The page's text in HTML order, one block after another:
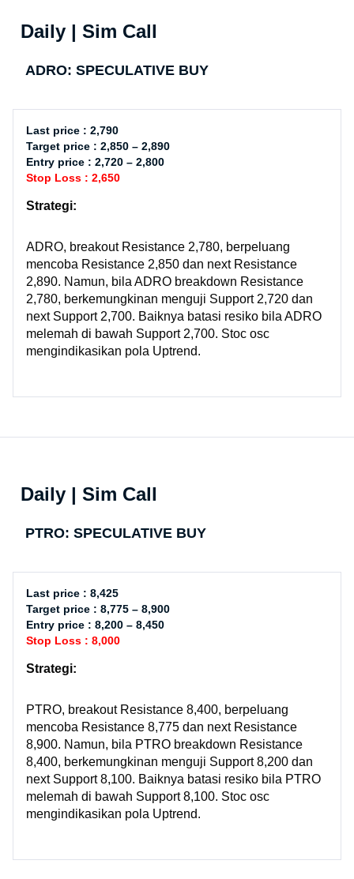
Daily | Sim Call
ADRO: SPECULATIVE BUY
Last price : 2,790
Target price : 2,850 – 2,890
Entry price : 2,720 – 2,800
Stop Loss : 2,650
Strategi:
ADRO, breakout Resistance 2,780, berpeluang
mencoba Resistance 2,850 dan next Resistance
2,890. Namun, bila ADRO breakdown Resistance
2,780, berkemungkinan menguji Support 2,720 dan
next Support 2,700. Baiknya batasi resiko bila ADRO
melemah di bawah Support 2,700. Stoc osc
mengindikasikan pola Uptrend.
Daily | Sim Call
PTRO: SPECULATIVE BUY
Last price : 8,425
Target price : 8,775 – 8,900
Entry price : 8,200 – 8,450
Stop Loss : 8,000
Strategi:
PTRO, breakout Resistance 8,400, berpeluang
mencoba Resistance 8,775 dan next Resistance
8,900. Namun, bila PTRO breakdown Resistance
8,400, berkemungkinan menguji Support 8,200 dan
next Support 8,100. Baiknya batasi resiko bila PTRO
melemah di bawah Support 8,100. Stoc osc
mengindikasikan pola Uptrend.